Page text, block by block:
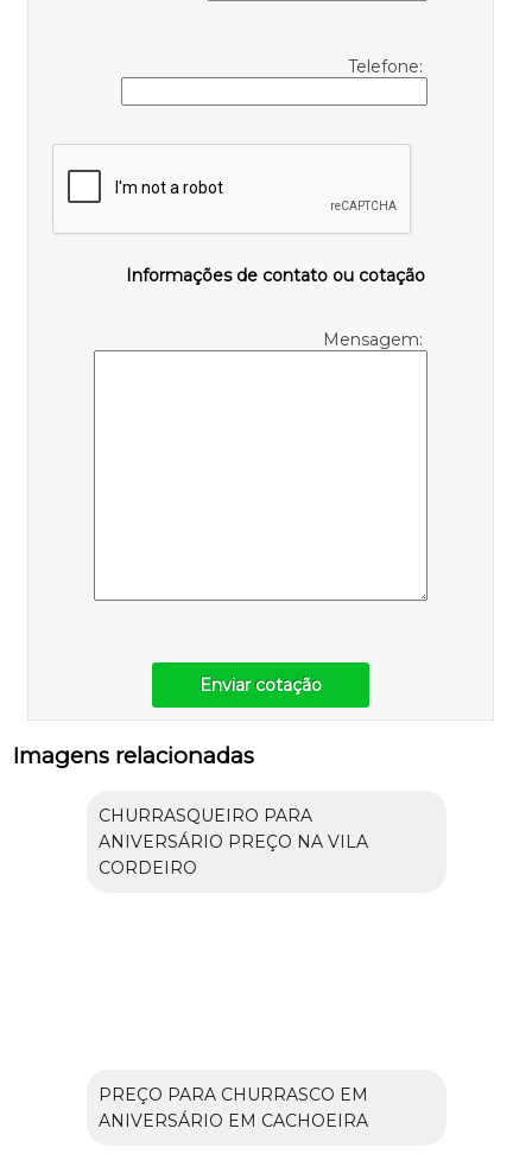
Telefone:
Informações de contato ou cotação
Mensagem:
Enviar cotação
Imagens relacionadas
CHURRASQUEIRO PARA
ANIVERSÁRIO PREÇO NA VILA
CORDEIRO
PREÇO PARA CHURRASCO EM
ANIVERSÁRIO EM CACHOEIRA